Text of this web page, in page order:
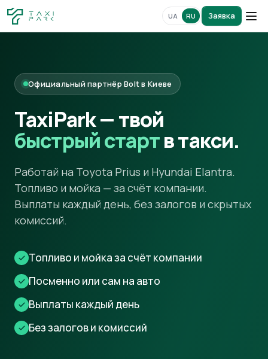
UA RU Заявка
Официальный партнёр Bolt в Киеве
TaxiPark — твой
быстрый стартв такси.
Работай на Toyota Prius и Hyundai Elantra.
Топливо и мойка — за счёт компании.
Выплаты каждый день, без залогов и скрытых
комиссий.
Топливо и мойка за счёт компании
Посменно или сам на авто
Выплаты каждый день
Без залогов и комиссий